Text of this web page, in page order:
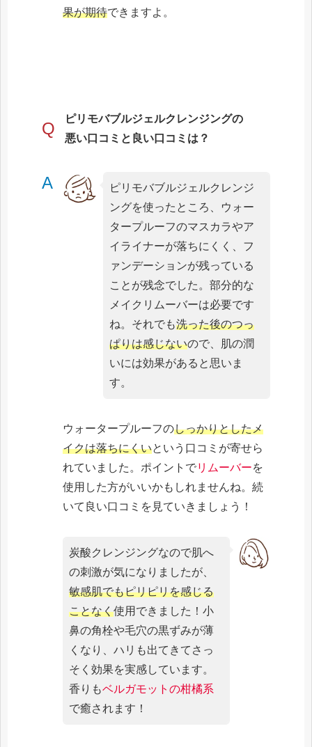
果が期待できますよ。
Q
ピリモバブルジェルクレンジングの
悪い口コミと良い口コミは？
A
ピリモバブルジェルクレンジ
ングを使ったところ、ウォー
タープルーフのマスカラやア
イライナーが落ちにくく、フ
ァンデーションが残っている
ことが残念でした。部分的な
メイクリムーバーは必要です
ね。それでも洗った後のつっ
ぱりは感じないので、肌の潤
いには効果があると思いま
す。
ウォータープルーフのしっかりとしたメ
イクは落ちにくいという口コミが寄せら
れていました。ポイントでリムーバーを
使用した方がいいかもしれませんね。続
いて良い口コミを見ていきましょう！
炭酸クレンジングなので肌へ
の刺激が気になりましたが、
敏感肌でもピリピリを感じる
ことなく使用できました！小
鼻の角栓や毛穴の黒ずみが薄
くなり、ハリも出てきてさっ
そく効果を実感しています。
香りもベルガモットの柑橘系
で癒されます！